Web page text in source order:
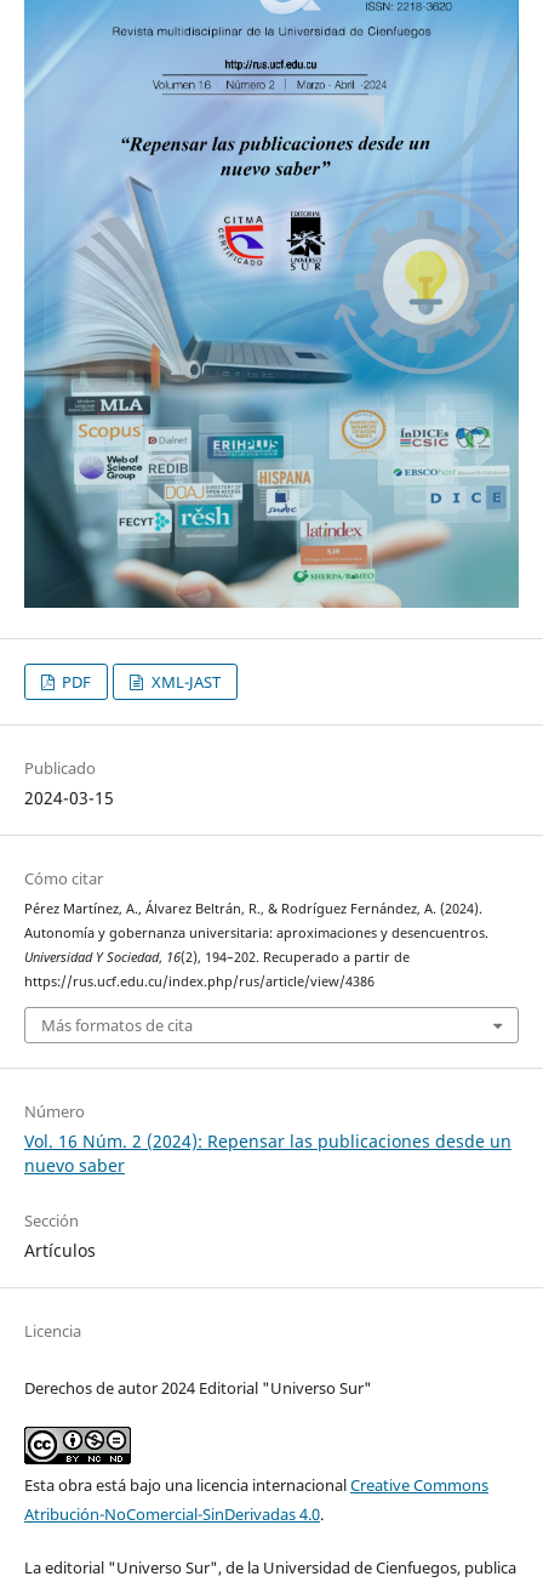
PDF XML-JAST
Publicado
2024-03-15
Cómo citar
Pérez Martínez, A., Álvarez Beltrán, R., & Rodríguez Fernández, A. (2024).
Autonomía y gobernanza universitaria: aproximaciones y desencuentros.
Universidad Y Sociedad, 16(2), 194–202. Recuperado a partir de
https://rus.ucf.edu.cu/index.php/rus/article/view/4386
Más formatos de cita
Número
Vol. 16 Núm. 2 (2024): Repensar las publicaciones desde un
nuevo saber
Sección
Artículos
Licencia
Derechos de autor 2024 Editorial "Universo Sur"
Esta obra está bajo una licencia internacionalCreative Commons
Atribución-NoComercial-SinDerivadas 4.0.
La editorial "Universo Sur", de la Universidad de Cienfuegos, publica